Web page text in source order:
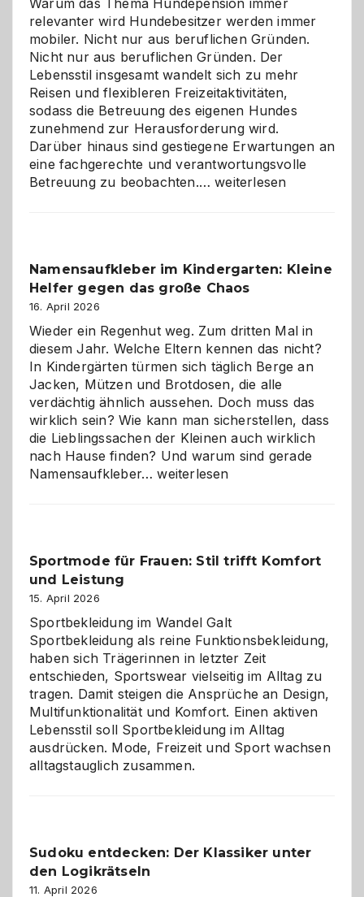
relevanter wird Hundebesitzer werden immer
mobiler. Nicht nur aus beruflichen Gründen.
Nicht nur aus beruflichen Gründen. Der
Lebensstil insgesamt wandelt sich zu mehr
Reisen und flexibleren Freizeitaktivitäten,
sodass die Betreuung des eigenen Hundes
zunehmend zur Herausforderung wird.
Darüber hinaus sind gestiegene Erwartungen an
eine fachgerechte und verantwortungsvolle
Betreuung zu beobachten.…Betreuung
ist
eine
Wahl?
weiterlesen
Namensaufkleber im Kindergarten: Kleine
Helfer gegen das große Chaos
16. April 2026
Wieder ein Regenhut weg. Zum dritten Mal in
diesem Jahr. Welche Eltern kennen das nicht?
In Kindergärten türmen sich täglich Berge an
Jacken, Mützen und Brotdosen, die alle
verdächtig ähnlich aussehen. Doch muss das
wirklich sein? Wie kann man sicherstellen, dass
die Lieblingssachen der Kleinen auch wirklich
nach Hause finden? Und warum sind gerade
Namensaufkleber…Namensaufkleber
gegen
Chaos
weiterlesen
Sportmode für Frauen: Stil trifft Komfort
und Leistung
15. April 2026
Sportbekleidung im Wandel Galt
Sportbekleidung als reine Funktionsbekleidung,
haben sich Trägerinnen in letzter Zeit
entschieden, Sportswear vielseitig im Alltag zu
tragen. Damit steigen die Ansprüche an Design,
Multifunktionalität und Komfort. Einen aktiven
Lebensstil soll Sportbekleidung im Alltag
ausdrücken. Mode, Freizeit und Sport wachsen
alltagstauglich zusammen.
Sudoku entdecken: Der Klassiker unter
den Logikrätseln
11. April 2026